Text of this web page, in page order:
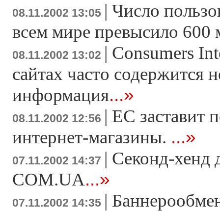
08.11.2002 13:05 | Число
всем мире превысило
08.11.2002 13:02 | Consumers
сайтах часто содержится
информация...»
08.11.2002 12:56 | ЕС заставит
интернет-магазины. ...»
07.11.2002 14:37 | Секонд-хенд
COM.UA...»
07.11.2002 14:35 |